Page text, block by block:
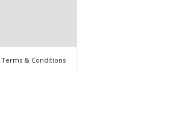
Terms & Conditions